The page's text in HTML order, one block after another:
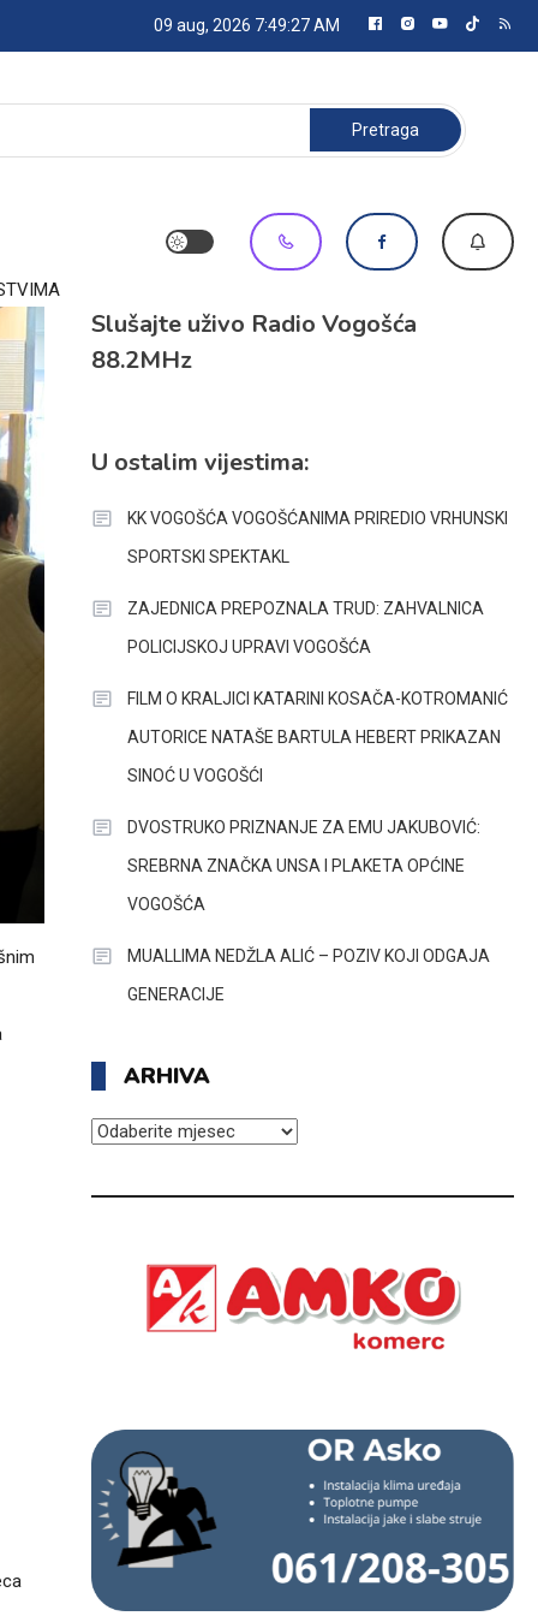
09 aug, 2026 7:49:28 AM
Pretraga:
Slušajte uživo Radio Vogošća
88.2MHz
U ostalim vijestima:
KK VOGOŠĆA VOGOŠĆANIMA PRIREDIO VRHUNSKI
SPORTSKI SPEKTAKL
ZAJEDNICA PREPOZNALA TRUD: ZAHVALNICA
POLICIJSKOJ UPRAVI VOGOŠĆA
FILM O KRALJICI KATARINI KOSAČA-KOTROMANIĆ
AUTORICE NATAŠE BARTULA HEBERT PRIKAZAN
SINOĆ U VOGOŠĆI
DVOSTRUKO PRIZNANJE ZA EMU JAKUBOVIĆ:
SREBRNA ZNAČKA UNSA I PLAKETA OPĆINE
VOGOŠĆA
MUALLIMA NEDŽLA ALIĆ – POZIV KOJI ODGAJA
GENERACIJE
ARHIVA
ARHIVA